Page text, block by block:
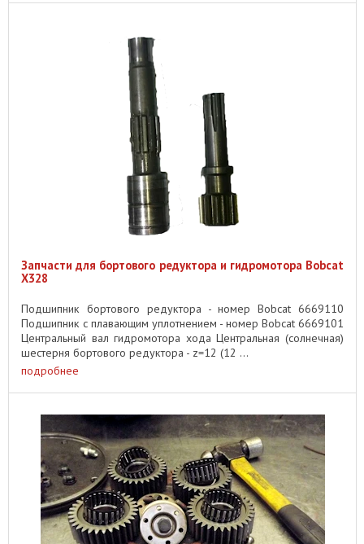
Запчасти для бортового редуктора и гидромотора Bobcat
X328
Подшипник бортового редуктора - номер Bobcat 6669110
Подшипник с плавающим уплотнением - номер Bobcat 6669101
Центральный вал гидромотора хода Центральная (солнечная)
шестерня бортового редуктора - z=12 (12 ...
подробнее